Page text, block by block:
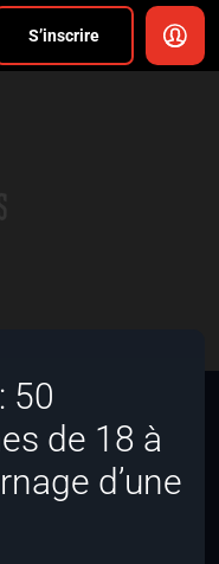
S’inscrire
50
de 18 à
d’une